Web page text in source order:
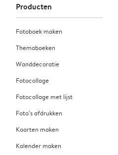
Producten
Fotoboek maken
Themaboeken
Wanddecoratie
Fotocollage
Fotocollage met lijst
Foto’s afdrukken
Kaarten maken
Kalender maken